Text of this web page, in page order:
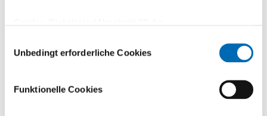
Unbedingt erforderliche Cookies
Funktionelle Cookies